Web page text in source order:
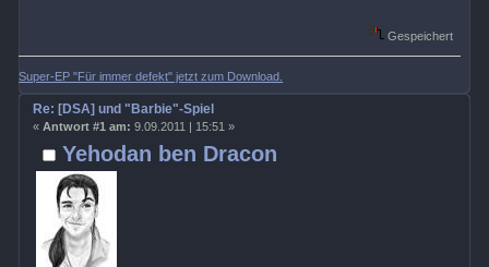
Gespeichert
Super-EP "Für immer defekt" jetzt zum Download.
Yehodan ben Dracon
Re: [DSA] und "Barbie"-Spiel
« Antwort #1 am: 9.09.2011 | 15:51 »